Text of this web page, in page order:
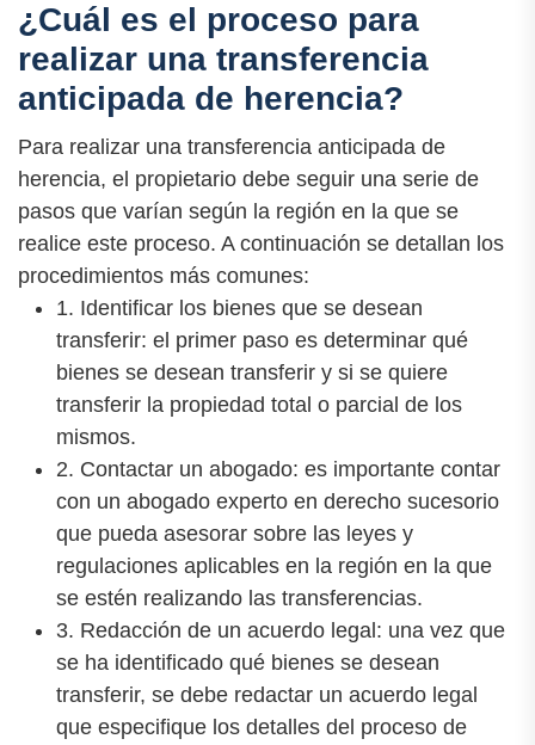
¿Cuál es el proceso para
realizar una transferencia
anticipada de herencia?
Para realizar una transferencia anticipada de
herencia, el propietario debe seguir una serie de
pasos que varían según la región en la que se
realice este proceso. A continuación se detallan los
procedimientos más comunes:
1. Identificar los bienes que se desean
transferir: el primer paso es determinar qué
bienes se desean transferir y si se quiere
transferir la propiedad total o parcial de los
mismos.
2. Contactar un abogado: es importante contar
con un abogado experto en derecho sucesorio
que pueda asesorar sobre las leyes y
regulaciones aplicables en la región en la que
se estén realizando las transferencias.
3. Redacción de un acuerdo legal: una vez que
se ha identificado qué bienes se desean
transferir, se debe redactar un acuerdo legal
que especifique los detalles del proceso de